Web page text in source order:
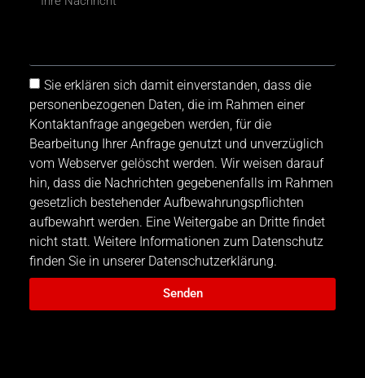
Sie erklären sich damit einverstanden, dass die
personenbezogenen Daten, die im Rahmen einer
Kontaktanfrage angegeben werden, für die
Bearbeitung Ihrer Anfrage genutzt und unverzüglich
vom Webserver gelöscht werden. Wir weisen darauf
hin, dass die Nachrichten gegebenenfalls im Rahmen
gesetzlich bestehender Aufbewahrungspflichten
aufbewahrt werden. Eine Weitergabe an Dritte findet
nicht statt. Weitere Informationen zum Datenschutz
finden Sie in unserer Datenschutzerklärung.
Senden